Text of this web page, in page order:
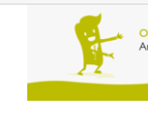
grösseres